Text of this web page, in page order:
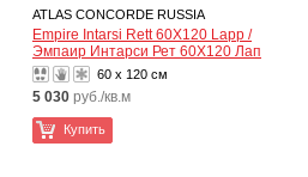
ATLAS CONCORDE RUSSIA
Empire Intarsi Rett 60X120 Lapp /
Эмпаир Интарси Рет 60X120 Лап
60 x 120 см
5 030 руб./кв.м
Купить